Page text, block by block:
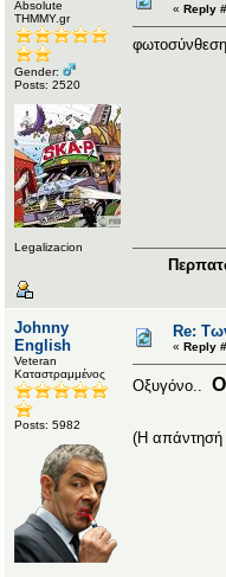
Αbsolute
ΤΗΜΜΥ.gr
Gender:
Posts: 2520
Legalizacion
« Reply
φωτοσύνθεση
Johnny
English
Veteran
Καταστραμμένος
Posts: 5982
Re:
« Reply
Οξυγόνο.. Ο
(Η απάντησή